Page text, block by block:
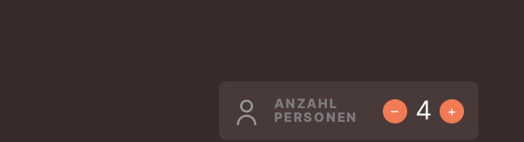
ANZAHL
PERSONEN
– +